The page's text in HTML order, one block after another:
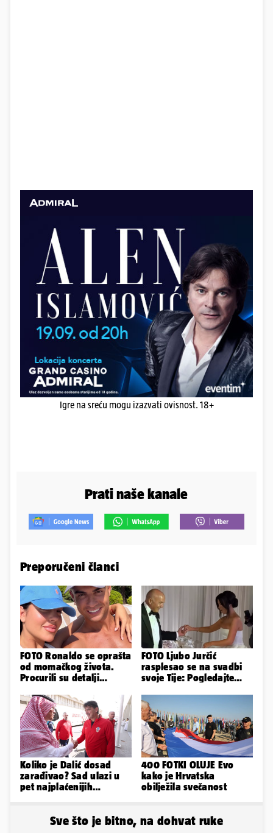
Igre na sreću mogu izazvati ovisnost. 18+
Prati naše kanale
Preporučeni članci
FOTO Ronaldo se oprašta
od momačkog života.
Procurili su detalji
FOTO Ljubo Jurčić
rasplesao se na svadbi
svoje Tije: Pogledajte
vjenčanje...
Koliko je Dalić dosad
zarađivao? Sad ulazi u
pet najplaćenijih
400 FOTKI OLUJE Evo
kako je Hrvatska
obilježila svečanost
Sve što je bitno, na dohvat ruke